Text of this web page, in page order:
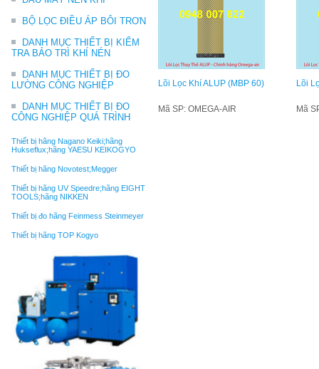
BỘ LỌC ĐIỀU ÁP BÔI TRƠN
DANH MỤC THIẾT BỊ KIỂM
TRA BẢO TRÌ KHÍ NÉN
DANH MỤC THIẾT BỊ ĐO
LƯỜNG CÔNG NGHIỆP
DANH MỤC THIẾT BỊ ĐO
CÔNG NGHIỆP QUÁ TRÌNH
Thiết bị hãng Nagano Keiki;hãng
Hukseflux;hãng YAESU KEIKOGYO
Thiết bị hãng Novotest;Megger
Thiết bị hãng UV Speedre;hãng EIGHT
TOOLS;hãng NIKKEN
Thiết bị đo hãng Feinmess Steinmeyer
Thiết bị hãng TOP Kogyo
Lõi Lọc Khí ALUP (MBP 60)
Mã SP: OMEGA-AIR
Lõi
Mã